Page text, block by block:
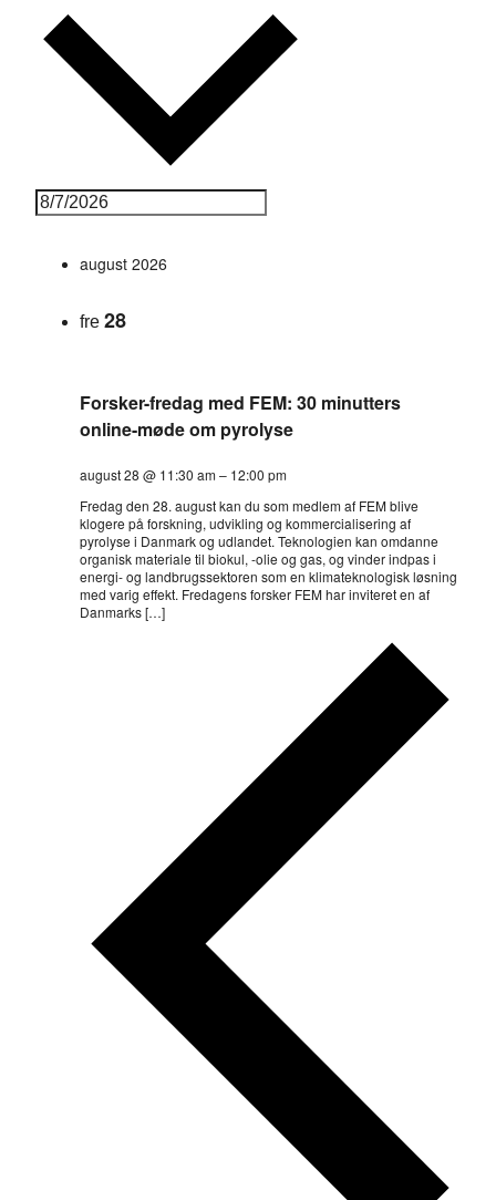
august 2026
fre 28
Forsker-fredag med FEM: 30 minutters
online-møde om pyrolyse
august 28 @ 11:30 am– 12:00 pm
Fredag den 28. august kan du som medlem af FEM blive
klogere på forskning, udvikling og kommercialisering af
pyrolyse i Danmark og udlandet. Teknologien kan omdanne
organisk materiale til biokul, -olie og gas, og vinder indpas i
energi- og landbrugssektoren som en klimateknologisk løsning
med varig effekt. Fredagens forsker FEM har inviteret en af
Danmarks […]